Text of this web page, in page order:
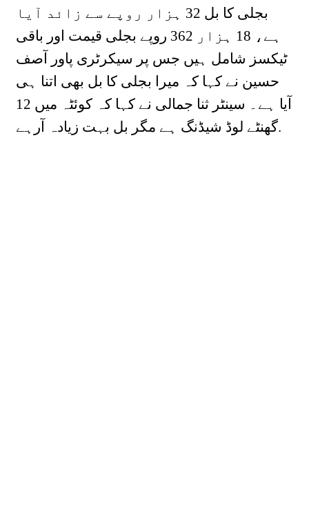
بجلی کا بل 32 ہزار روپے سے زائد آیا
ہے، 18 ہزار 362 روپے بجلی قیمت اور باقی
ٹیکسز شامل ہیں جس پر سیکرٹری پاور آصف
حسین نے کہا کہ میرا بجلی کا بل بھی اتنا ہی
آیا ہے۔ سینٹر ثنا جمالی نے کہا کہ کوئٹہ میں 12
گھنٹے لوڈ شیڈنگ ہے مگر بل بہت زیادہ آرہے.